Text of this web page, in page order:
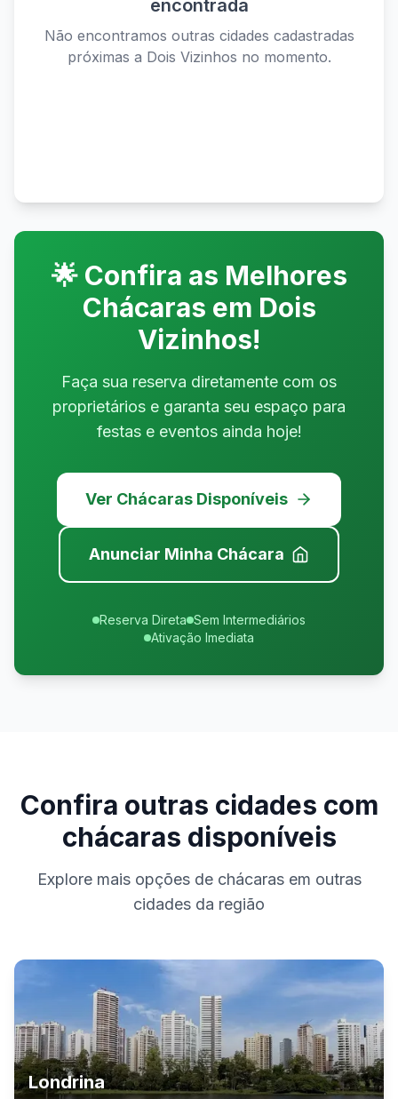
encontrada
Não encontramos outras cidades cadastradas
próximas a Dois Vizinhos no momento.
🌟 Confira as Melhores
Chácaras em Dois
Vizinhos!
Faça sua reserva diretamente com os
proprietários e garanta seu espaço para
festas e eventos ainda hoje!
Ver Chácaras Disponíveis
Anunciar Minha Chácara
Reserva Direta Sem Intermediários
Ativação Imediata
Confira outras cidades com
chácaras disponíveis
Explore mais opções de chácaras em outras
cidades da região
Londrina